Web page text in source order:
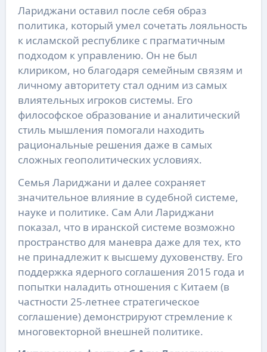
Лариджани оставил после себя образ
политика, который умел сочетать лояльность
к исламской республике с прагматичным
подходом к управлению. Он не был
клириком, но благодаря семейным связям и
личному авторитету стал одним из самых
влиятельных игроков системы. Его
философское образование и аналитический
стиль мышления помогали находить
рациональные решения даже в самых
сложных геополитических условиях.
Семья Лариджани и далее сохраняет
значительное влияние в судебной системе,
науке и политике. Сам Али Лариджани
показал, что в иранской системе возможно
пространство для маневра даже для тех, кто
не принадлежит к высшему духовенству. Его
поддержка ядерного соглашения 2015 года и
попытки наладить отношения с Китаем (в
частности 25-летнее стратегическое
соглашение) демонстрируют стремление к
многовекторной внешней политике.